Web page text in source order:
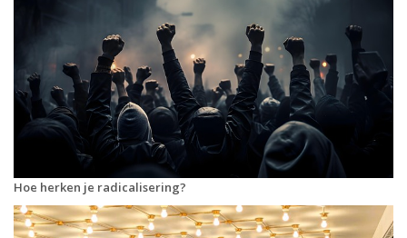
Hoe herken je radicalisering?